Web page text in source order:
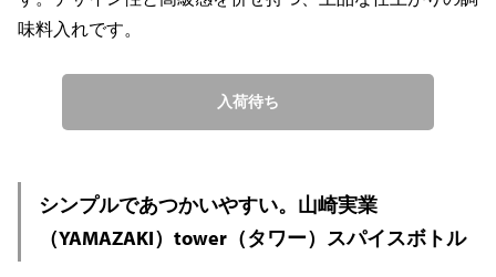
味料入れです。
入荷待ち
シンプルであつかいやすい。山崎実業
（YAMAZAKI）tower（タワー）スパイスボトル